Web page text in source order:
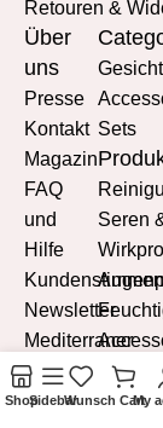
Retouren &
Über
uns
Presse
Kontakt
Magazin
FAQ
und
Hilfe
Kundenstimmen
Newsletter
Mediterraner
Lebensstil
Mediterrane
Gesicht
Sets
Seren
ShopSidebarWunsch Cart
My